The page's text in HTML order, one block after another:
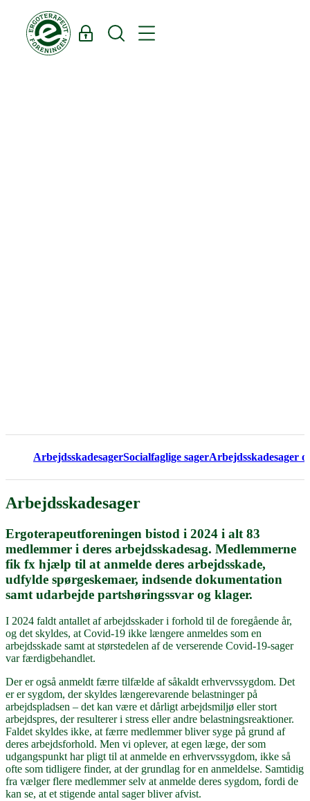
Log ind Søg
ArbejdsskadesagerSocialfaglige sagerArbejdsskadesager
Arbejdsskadesager
Ergoterapeutforeningen bistod i 2024 i alt 83
medlemmer i deres arbejdsskadesag. Medlemmerne
fik fx hjælp til at anmelde deres arbejdsskade,
udfylde spørgeskemaer, indsende dokumentation
samt udarbejde partshøringssvar og klager.
I 2024 faldt antallet af arbejdsskader i forhold til de foregående år,
og det skyldes, at Covid-19 ikke længere anmeldes som en
arbejdsskade samt at størstedelen af de verserende Covid-19-sager
var færdigbehandlet.
Der er også anmeldt færre tilfælde af såkaldt erhvervssygdom. Det
er er sygdom, der skyldes længerevarende belastninger på
arbejdspladsen – det kan være et dårligt arbejdsmiljø eller stort
arbejdspres, der resulterer i stress eller andre belastningsreaktioner.
Faldet skyldes ikke, at færre medlemmer bliver syge på grund af
deres arbejdsforhold. Men vi oplever, at egen læge, der som
udgangspunkt har pligt til at anmelde en erhvervssygdom, ikke så
ofte som tidligere finder, at der grundlag for en anmeldelse. Samtidig
fra vælger flere medlemmer selv at anmelde deres sygdom, fordi de
kan se, at et stigende antal sager bliver afvist.